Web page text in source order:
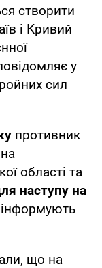
створити
і Кривий
у
сил
противник
області та
наступу на
що на